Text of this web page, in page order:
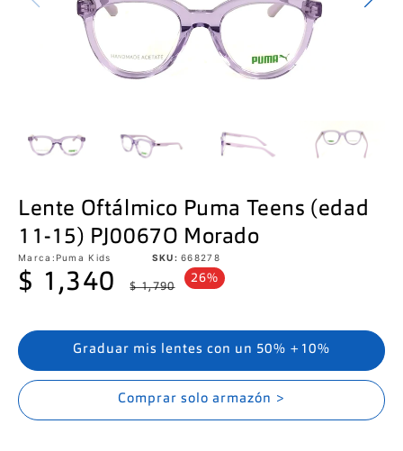
Lente Oftálmico Puma Teens (edad
11-15) PJ0067O Morado
Marca: Puma Kids SKU:668278
Precio
de
$ 1,340
habitual
$ 1,790
26%
Graduar mis lentes con un 50% +10%
Comprar solo armazón >